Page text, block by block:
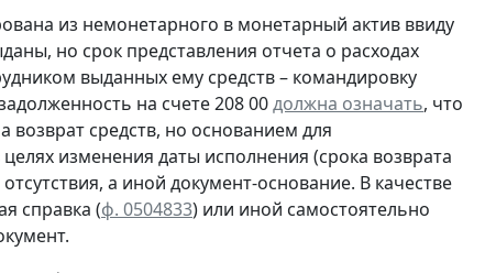
из немонетарного в монетарный актив ввиду
но срок представления отчета о расходах
выданных ему средств – командировку
на счете 208 00должна означать, что
возврат средств, но основанием для
изменения даты исполнения (срока возврата
а иной документ-основание. В качестве
справка (ф. 0504833) или иной самостоятельно